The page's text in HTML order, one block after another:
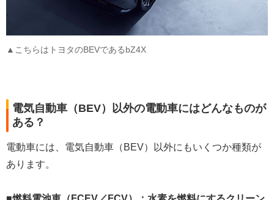
▲こちらはトヨタのBEVであるbZ4X
電気自動車（BEV）以外の電動車にはどんなものが
ある？
電動車には、電気自動車（BEV）以外にもいくつか種類が
あります。